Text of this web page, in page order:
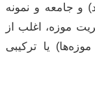
و جامعه و نمونه
موزه، اغلب از
یا ترکیبی